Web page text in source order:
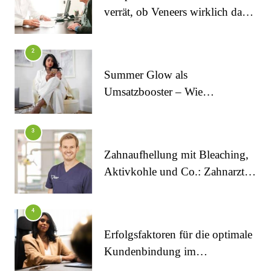
verrät, ob Veneers wirklich das
2
Summer Glow als
Umsatzbooster – Wie
3
Zahnaufhellung mit Bleaching,
Aktivkohle und Co.: Zahnarzt
4
Erfolgsfaktoren für die optimale
Kundenbindung im
FITNESS
Die perfekten Liegestütze